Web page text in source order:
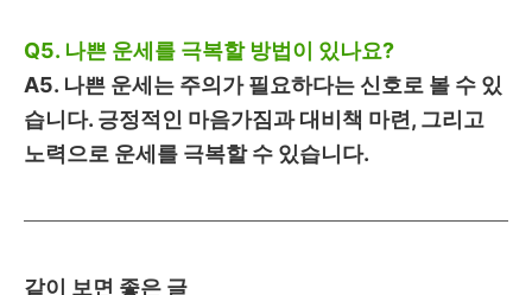
Q5. 나쁜 운세를 극복할 방법이 있나요?
A5. 나쁜 운세는 주의가 필요하다는 신호로 볼 수 있
습니다. 긍정적인 마음가짐과 대비책 마련, 그리고
노력으로 운세를 극복할 수 있습니다.
같이 보면 좋은 글